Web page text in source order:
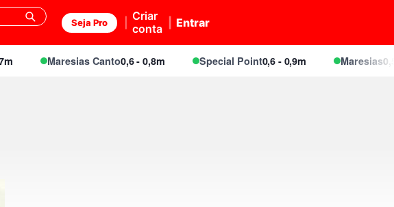
Seja Pro
Criar
conta
Entrar
Maresias Canto0,6 - 0,8m Special Point 0,6 - 0,9m Maresias0,5 -